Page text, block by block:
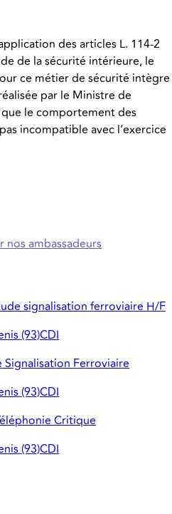
des articles L. 114-2
de la sécurité intérieure, le
ce métier de sécurité intègre
par le Ministre de
le comportement des
incompatible avec l’exercice
nos ambassadeurs
signalisation ferroviaire H/F
(93)CDI
Signalisation Ferroviaire
(93)CDI
Critique
(93)CDI